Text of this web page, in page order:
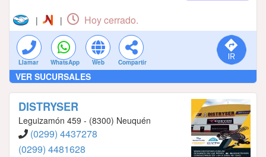
| | Hoy cerrado.
Llamar WhatsApp Web Compartir
VER SUCURSALES
DISTRYSER
Leguizamón 459 - (8300) Neuquén
(0299) 4437278
(0299) 4481628